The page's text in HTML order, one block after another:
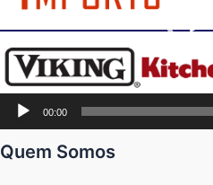
00:00
Quem Somos